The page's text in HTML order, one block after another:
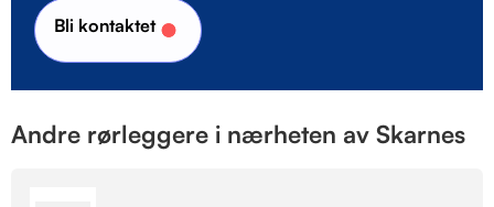
Bli kontaktet
Andre rørleggere i nærheten av Skarnes